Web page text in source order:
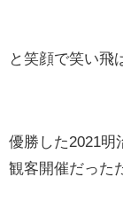
と笑顔で笑い飛
優勝した2021明
観客開催だった